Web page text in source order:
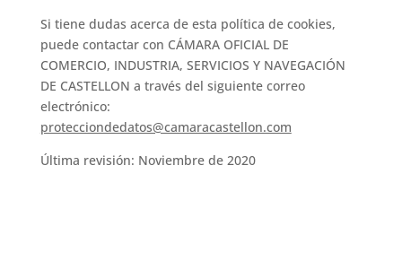
Si tiene dudas acerca de esta política de cookies,
puede contactar con CÁMARA OFICIAL DE
COMERCIO, INDUSTRIA, SERVICIOS Y NAVEGACIÓN
DE CASTELLON a través del siguiente correo
electrónico:
protecciondedatos@camaracastellon.com
Última revisión: Noviembre de 2020